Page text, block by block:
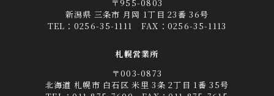
〒955-0803
新潟県 三条市 月岡 1丁目 23番 36号
TEL： 0256-35-1111 FAX：0256-35-1113
札幌営業所
〒003-0873
北海道 札幌市 白石区 米里 3条 2丁目 1番 35号